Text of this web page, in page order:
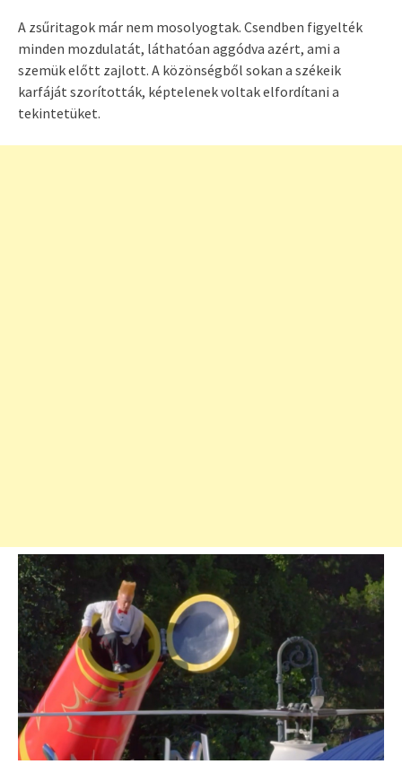
A zsűritagok már nem mosolyogtak. Csendben figyelték
minden mozdulatát, láthatóan aggódva azért, ami a
szemük előtt zajlott. A közönségből sokan a székeik
karfáját szorították, képtelenek voltak elfordítani a
tekintetüket.